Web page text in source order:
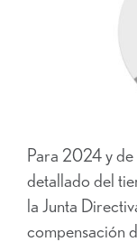
Para 2024 y
detallado del
la Junta
compensación